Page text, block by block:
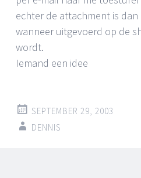
echter de attachment is dan
wanneer uitgevoerd op de
wordt.
Iemand een idee
SEPTEMBER 29, 2003
DENNIS